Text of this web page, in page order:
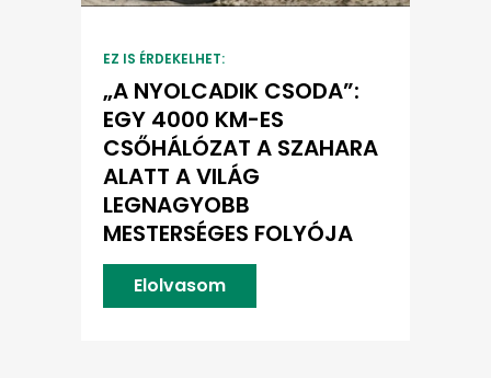
EZ IS ÉRDEKELHET:
„A NYOLCADIK CSODA”:
EGY 4000 KM-ES
CSŐHÁLÓZAT A SZAHARA
ALATT A VILÁG
LEGNAGYOBB
MESTERSÉGES FOLYÓJA
Elolvasom